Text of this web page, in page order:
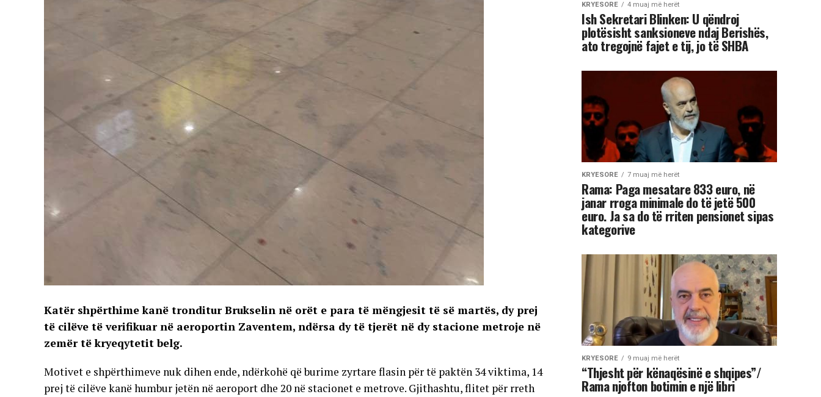
Katër shpërthime kanë tronditur Brukselin në orët e para të mëngjesit të së martës, dy prej
të cilëve të verifikuar në aeroportin Zaventem, ndërsa dy të tjerët në dy stacione metroje në
zemër të kryeqytetit belg.
Motivet e shpërthimeve nuk dihen ende, ndërkohë që burime zyrtare flasin për të paktën 34 viktima, 14
prej të cilëve kanë humbur jetën në aeroport dhe 20 në stacionet e metrove. Gjithashtu, flitet për rreth
KRYESORE 4 muaj më herët
Ish Sekretari Blinken: U qëndroj
plotësisht sanksioneve ndaj Berishës,
ato tregojnë fajet e tij, jo të SHBA
KRYESORE 7 muaj më herët
Rama: Paga mesatare 833 euro, në
janar rroga minimale do të jetë 500
euro. Ja sa do të rriten pensionet sipas
kategorive
KRYESORE 9 muaj më herët
“Thjesht për kënaqësinë e shqipes”/
Rama njofton botimin e një libri